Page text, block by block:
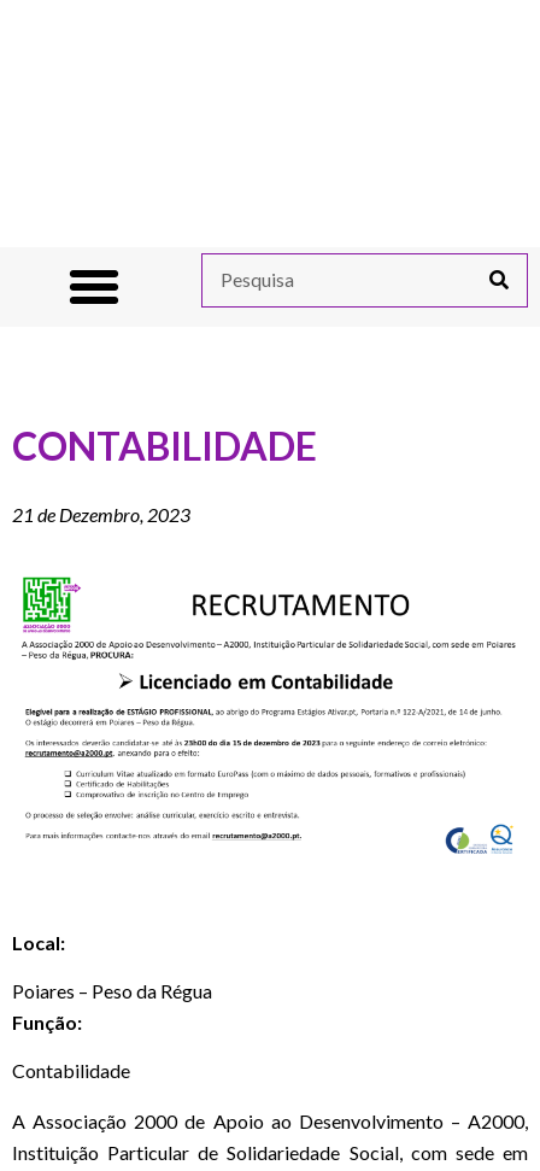
CONTABILIDADE
21 de Dezembro, 2023
Local:
Poiares – Peso da Régua
Função:
Contabilidade
A Associação 2000 de Apoio ao Desenvolvimento – A2000,
Instituição Particular de Solidariedade Social, com sede em